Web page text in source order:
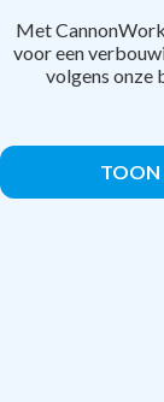
Met
voor een
volgens onze
TOON